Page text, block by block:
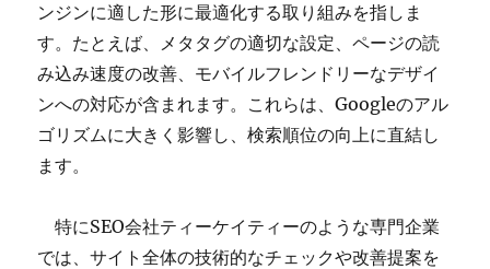
ンジンに適した形に最適化する取り組みを指しま
す。たとえば、メタタグの適切な設定、ページの読
み込み速度の改善、モバイルフレンドリーなデザイ
ンへの対応が含まれます。これらは、Googleのアル
ゴリズムに大きく影響し、検索順位の向上に直結し
ます。
特にSEO会社ティーケイティーのような専門企業
では、サイト全体の技術的なチェックや改善提案を